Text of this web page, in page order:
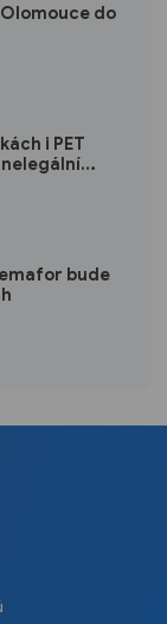
do
i PET
bude